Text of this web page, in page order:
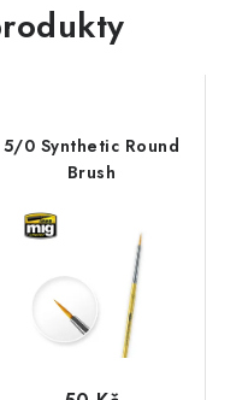
5/0 Synthetic Round
Brush